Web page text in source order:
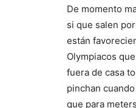
De momento
si que salen
están
Olympiacos
fuera de casa
pinchan
que para